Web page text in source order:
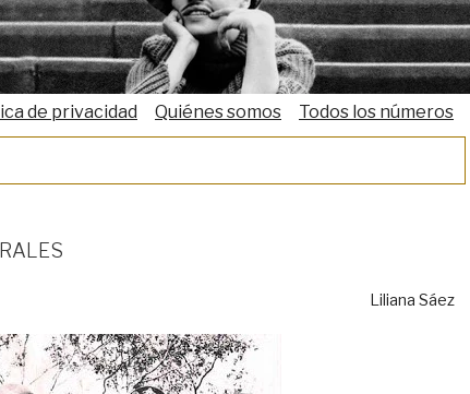
de privacidad Quiénes somos Todos los números
Liliana Sáez